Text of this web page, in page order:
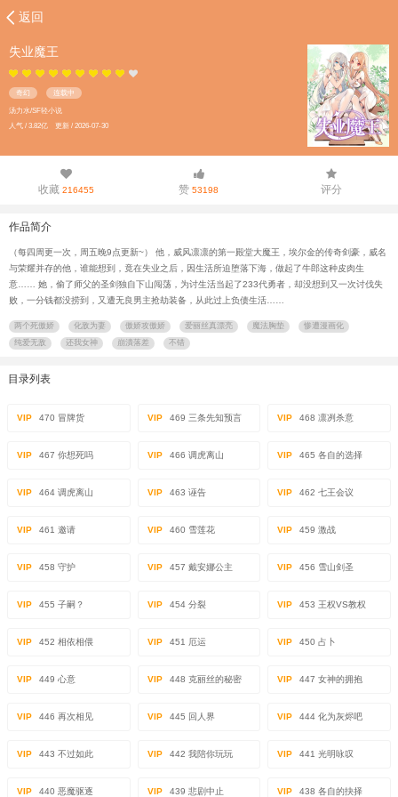
返回
失业魔王
奇幻 连载中
汤力水/SF轻小说
人气 / 3.82亿 更新 / 2026-07-30
收藏 216455 赞 53198 评分
作品简介
（每四周更一次，周五晚9点更新~） 他，威风凛凛的第一殿堂大魔王，埃尔金的传奇剑豪，威名
与荣耀并存的他，谁能想到，竟在失业之后，因生活所迫堕落下海，做起了牛郎这种皮肉生
意…… 她，偷了师父的圣剑独自下山闯荡，为讨生活当起了233代勇者，却没想到又一次讨伐失
败，一分钱都没捞到，又遭无良男主抢劫装备，从此过上负债生活……
两个死傲娇 化敌为妻 傲娇攻傲娇 爱丽丝真漂亮 魔法胸垫
惨遭漫画化
纯爱无敌
还我女神 崩潰落差 不错
目录列表
VIP 470 冒牌货 VIP 469 三条先知预言 VIP 468 凛冽杀意
VIP 467 你想死吗 VIP 466 调虎离山 VIP 465 各自的选择
VIP 464 调虎离山 VIP 463 诬告 VIP 462 七王会议
VIP 461 邀请 VIP 460 雪莲花 VIP 459 激战
VIP 458 守护 VIP 457 戴安娜公主 VIP 456 雪山剑圣
VIP 455 子嗣？ VIP 454 分裂 VIP 453 王权VS教权
VIP 452 相依相偎 VIP 451 厄运 VIP 450 占卜
VIP 449 心意 VIP 448 克丽丝的秘密 VIP 447 女神的拥抱
VIP 446 再次相见 VIP 445 回人界 VIP 444 化为灰烬吧
VIP 443 不过如此 VIP 442 我陪你玩玩 VIP 441 光明咏叹
VIP 440 恶魔驱逐 VIP 439 悲剧中止 VIP 438 各自的抉择